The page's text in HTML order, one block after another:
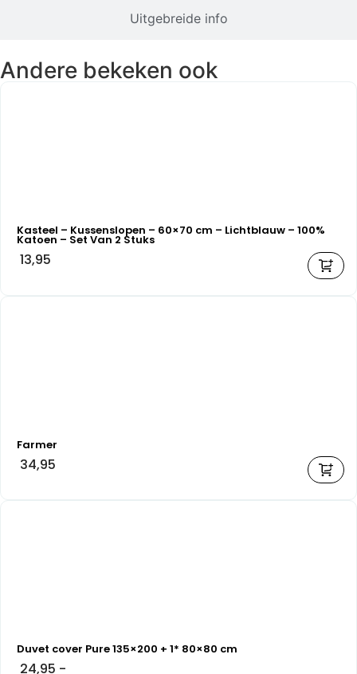
Uitgebreide info
Andere bekeken ook
Kasteel – Kussenslopen – 60×70 cm – Lichtblauw – 100%
Katoen – Set Van 2 Stuks
13,95
Farmer
34,95
Duvet cover Pure 135×200 + 1* 80×80 cm
24,95 -